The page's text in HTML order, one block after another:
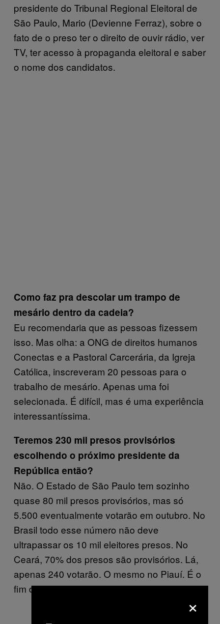
presidente do Tribunal Regional Eleitoral de
São Paulo, Mario (Devienne Ferraz), sobre o
fato de o preso ter o direito de ouvir rádio, ver
TV, ter acesso à propaganda eleitoral e saber
o nome dos candidatos.
Como faz pra descolar um trampo de
mesário dentro da cadeia?
Eu recomendaria que as pessoas fizessem
isso. Mas olha: a ONG de direitos humanos
Conectas e a Pastoral Carcerária, da Igreja
Católica, inscreveram 20 pessoas para o
trabalho de mesário. Apenas uma foi
selecionada. É difícil, mas é uma experiência
interessantíssima.
Teremos 230 mil presos provisórios
escolhendo o próximo presidente da
República então?
Não. O Estado de São Paulo tem sozinho
quase 80 mil presos provisórios, mas só
5.500 eventualmente votarão em outubro. No
Brasil todo esse número não deve
ultrapassar os 10 mil eleitores presos. No
Ceará, 70% dos presos são provisórios. Lá,
apenas 240 votarão. O mesmo no Piauí. É o
fim da picada.
×